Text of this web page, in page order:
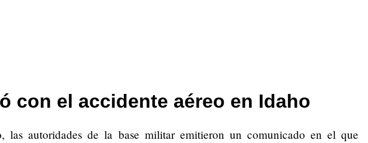
con el accidente aéreo en Idaho
las autoridades de la base militar emitieron un comunicado en el que